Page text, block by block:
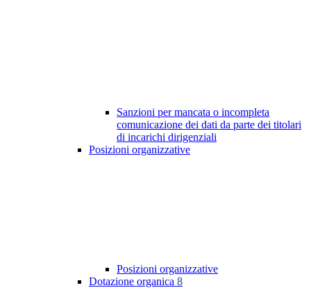
Sanzioni per mancata o incompleta
comunicazione dei dati da parte dei titolari
di incarichi dirigenziali
Posizioni organizzative
Posizioni organizzative
Dotazione organica 8